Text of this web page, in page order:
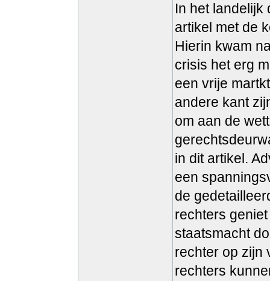
In het landelijk
artikel met de
Hierin kwam
crisis het erg
een vrije
andere kant
om aan de
in dit artikel.
een
de
rechters
staatsmacht
rechter op zijn
rechters